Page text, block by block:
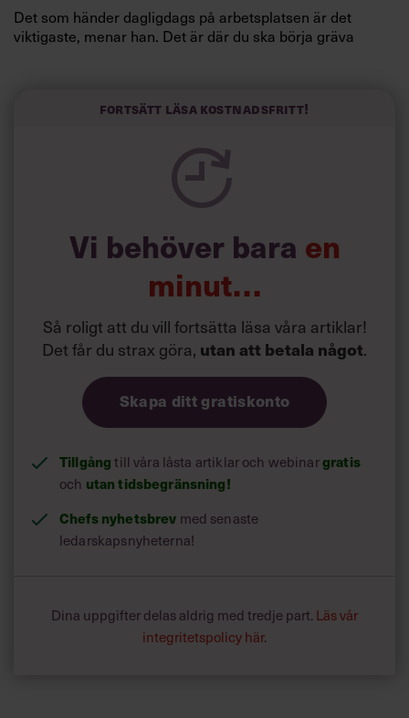
Det som händer dagligdags på arbetsplatsen är det
viktigaste, menar han. Det är där du ska börja gräva
och höjt arbetsglädjen på Google:
Fortsätt läsa kostnadsfritt!
Vi behöver bara en
minut…
Så roligt att du vill fortsätta läsa våra artiklar!
Det får du strax göra, utan att betala något.
Skapa ditt gratiskonto
Tillgång till våra låsta artiklar och webinargratis
och utan tidsbegränsning!
Chefs nyhetsbrev med senaste
ledarskapsnyheterna!
Dina uppgifter delas aldrig med tredje part. Läs vår
integritetspolicy här.